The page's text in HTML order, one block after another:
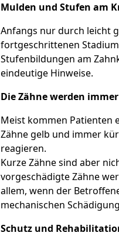
Mulden und Stufen am
Anfangs nur durch leicht
fortgeschrittenen
Stufenbildungen am
eindeutige Hinweise.
Die Zähne werden
Meist kommen Patienten
Zähne gelb und immer
reagieren.
Kurze Zähne sind aber
vorgeschädigte Zähne
allem, wenn der
mechanischen
Schutz und